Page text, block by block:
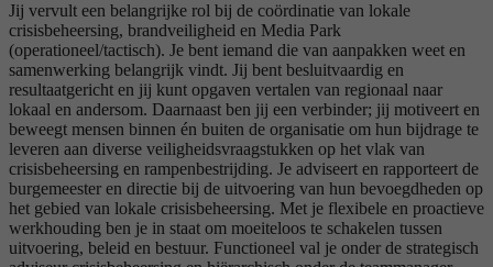
Jij vervult een belangrijke rol bij de coördinatie van lokale
crisisbeheersing, brandveiligheid en Media Park
(operationeel/tactisch). Je bent iemand die van aanpakken weet en
samenwerking belangrijk vindt. Jij bent besluitvaardig en
resultaatgericht en jij kunt opgaven vertalen van regionaal naar
lokaal en andersom. Daarnaast ben jij een verbinder; jij motiveert en
beweegt mensen binnen én buiten de organisatie om hun bijdrage te
leveren aan diverse veiligheidsvraagstukken op het vlak van
crisisbeheersing en rampenbestrijding. Je adviseert en rapporteert de
burgemeester en directie bij de uitvoering van hun bevoegdheden op
het gebied van lokale crisisbeheersing. Met je flexibele en proactieve
werkhouding ben je in staat om moeiteloos te schakelen tussen
uitvoering, beleid en bestuur. Functioneel val je onder de strategisch